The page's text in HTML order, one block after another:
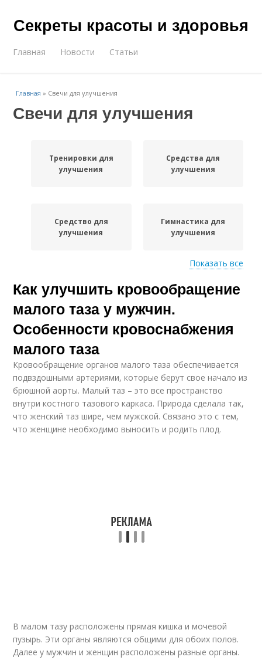
Секреты красоты и здоровья
Главная Новости Статьи
Главная » Свечи для улучшения
Свечи для улучшения
Тренировки для
улучшения
Средства для
улучшения
Средство для
улучшения
Гимнастика для
улучшения
Йог для улучшения
Показать все
Как улучшить кровообращение
малого таза у мужчин.
Особенности кровоснабжения
малого таза
Кровообращение органов малого таза обеспечивается
подвздошными артериями, которые берут свое начало из
брюшной аорты. Малый таз – это все пространство
внутри костного тазового каркаса. Природа сделала так,
что женский таз шире, чем мужской. Связано это с тем,
что женщине необходимо выносить и родить плод.
В малом тазу расположены прямая кишка и мочевой
пузырь. Эти органы являются общими для обоих полов.
Далее у мужчин и женщин расположены разные органы.